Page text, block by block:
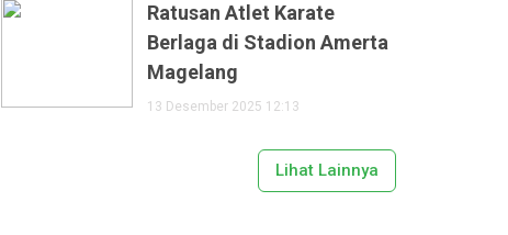
Ratusan Atlet Karate
Berlaga di Stadion Amerta
Magelang
13 Desember 2025 12:13
Lihat Lainnya